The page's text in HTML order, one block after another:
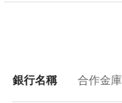
銀行名稱 合作金